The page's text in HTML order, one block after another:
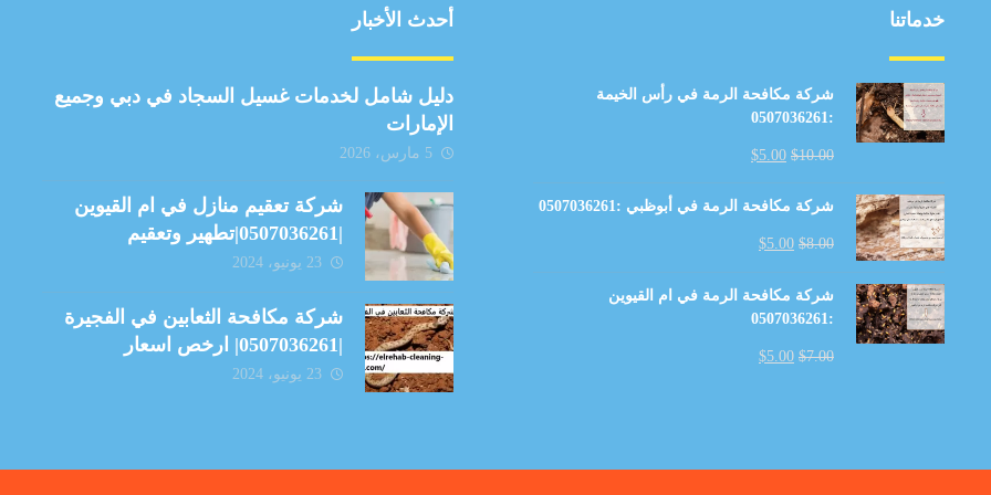
خدماتنا
شركة مكافحة الرمة في رأس الخيمة
:0507036261
$10.00
$5.00
شركة مكافحة الرمة في أبوظبي :0507036261
$8.00
$5.00
شركة مكافحة الرمة في ام القيوين
:0507036261
$7.00
$5.00
أحدث الأخبار
دليل شامل لخدمات غسيل السجاد في دبي وجميع
الإمارات
5 مارس، 2026
شركة تعقيم منازل في ام القيوين
|0507036261|تطهير وتعقيم
23 يونيو، 2024
شركة مكافحة الثعابين في الفجيرة
|0507036261| ارخص اسعار
23 يونيو، 2024